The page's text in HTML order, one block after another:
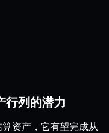
行列的潜力
资产，它有望完成从